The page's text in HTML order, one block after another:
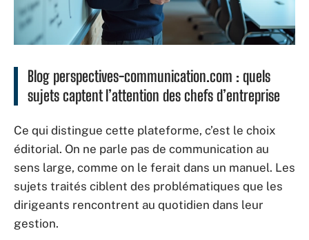
Blog perspectives-communication.com : quels
sujets captent l’attention des chefs d’entreprise
Ce qui distingue cette plateforme, c’est le choix
éditorial. On ne parle pas de communication au
sens large, comme on le ferait dans un manuel. Les
sujets traités ciblent des problématiques que les
dirigeants rencontrent au quotidien dans leur
gestion.